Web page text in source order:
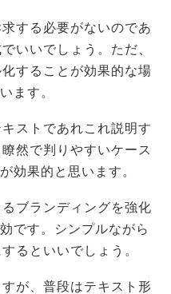
する必要がないのであ
いいでしょう。ただ、
することが効果的な場
ます。
ストであれこれ説明す
然で判りやすいケース
効果的と思います。
ブランディングを強化
です。シンプルながら
るといいでしょう。
が、普段はテキスト形